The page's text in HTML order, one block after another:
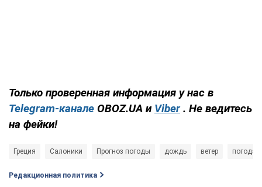
Только проверенная информация у нас в
Telegram-канале OBOZ.UA и Viber . Не ведитесь
на фейки!
Греция Салоники Прогноз погоды дождь ветер погода
Редакционная политика